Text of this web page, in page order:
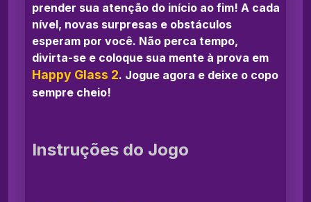
prender sua atenção do início ao fim! A cada
nível, novas surpresas e obstáculos
esperam por você. Não perca tempo,
divirta-se e coloque sua mente à prova em
Happy Glass 2. Jogue agora e deixe o copo
sempre cheio!
Instruções do Jogo